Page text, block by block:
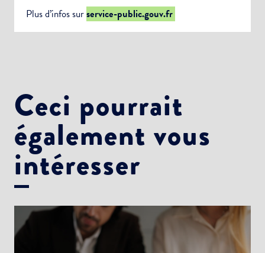
Plus d’infos surservice-public.gouv.fr
Ceci pourrait
également vous
intéresser